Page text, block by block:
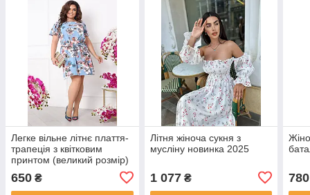
Легке вільне літнє плаття-
трапеція з квітковим
принтом (великий розмір)
650 ₴
Літня жіноча сукня з
мусліну новинка 2025
1 077₴ 780